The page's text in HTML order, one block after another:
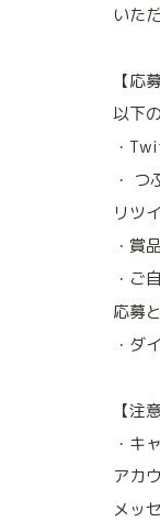
いた
【応
以下
・
・
リツ
・賞
・ご
応募
・ダ
【注
・キ
アカ
メッ